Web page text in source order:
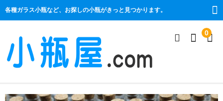
各種ガラス小瓶など、お探しの小瓶がきっと見つかります。
0
商品一覧